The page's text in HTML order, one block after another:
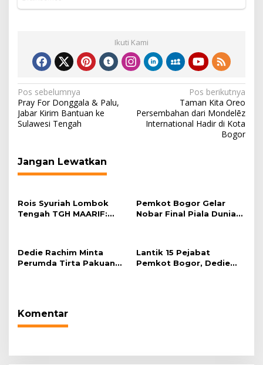
Ikuti Kami
Navigasi
pos
Pos sebelumnya
Pray For Donggala & Palu,
Jabar Kirim Bantuan ke
Sulawesi Tengah
Pos berikutnya
Taman Kita Oreo
Persembahan dari Mondelēz
International Hadir di Kota
Bogor
Jangan Lewatkan
Rois Syuriah Lombok
Tengah TGH MAARIF:
Pemkot Bogor Gelar
Nobar Final Piala Dunia
Dedie Rachim Minta
Perumda Tirta Pakuan
Lantik 15 Pejabat
Pemkot Bogor, Dedie
Komentar